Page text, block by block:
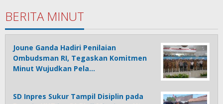
BERITA MINUT
Joune Ganda Hadiri Penilaian
Ombudsman RI, Tegaskan Komitmen
Minut Wujudkan Pela…
SD Inpres Sukur Tampil Disiplin pada